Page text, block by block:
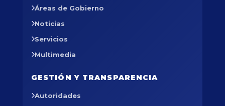
Áreas de Gobierno
Noticias
Servicios
Multimedia
GESTIÓN Y TRANSPARENCIA
Autoridades